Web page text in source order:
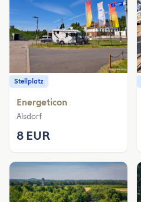
Stellplatz
Energeticon
Alsdorf
8 EUR